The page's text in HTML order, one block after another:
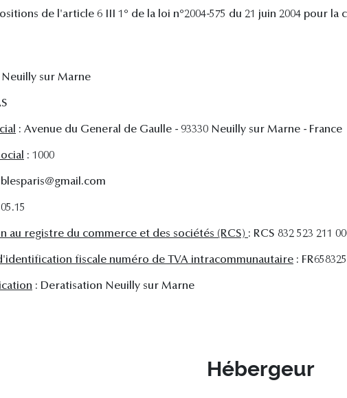
de l'article 6 III 1° de la loi n°2004-575 du 21 juin 2004 pour
Neuilly sur Marne
: Avenue du General de Gaulle - 93330 Neuilly sur Marne - France
: 1000
au registre du commerce et des sociétés (RCS) : RCS 832 523 211
fiscale numéro de TVA intracommunautaire :
: Deratisation Neuilly sur Marne
Hébergeur